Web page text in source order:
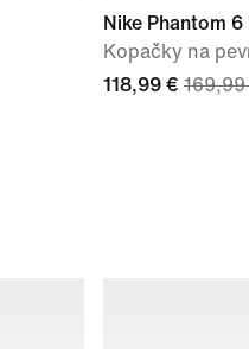
Nike Phantom 6
Kopačky na
118,99 € 169,99